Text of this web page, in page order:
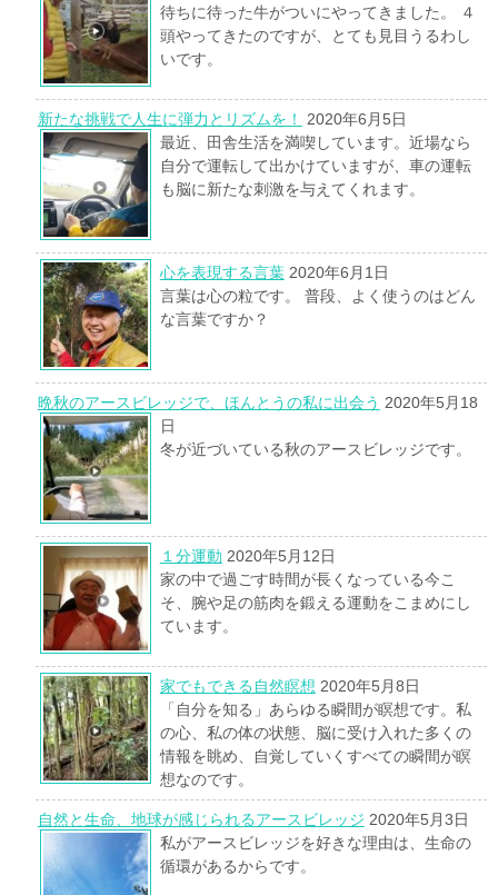
待ちに待った牛がついにやってきました。 ４
頭やってきたのですが、とても見目うるわし
いです。
新たな挑戦で人生に弾力とリズムを！
2020年6月5日
最近、田舎生活を満喫しています。近場なら
自分で運転して出かけていますが、車の運転
も脳に新たな刺激を与えてくれます。
心を表現する言葉2020年6月1日
言葉は心の粒です。 普段、よく使うのはどん
な言葉ですか？
晩秋のアースビレッジで、ほんとうの私に出会う 2020年5月18
日
冬が近づいている秋のアースビレッジです。
１分運動 2020年5月12日
家の中で過ごす時間が長くなっている今こ
そ、腕や足の筋肉を鍛える運動をこまめにし
ています。
家でもできる自然瞑想 2020年5月8日
「自分を知る」あらゆる瞬間が瞑想です。私
の心、私の体の状態、脳に受け入れた多くの
情報を眺め、自覚していくすべての瞬間が瞑
想なのです。
自然と生命、地球が感じられるアースビレッジ 2020年5月3日
私がアースビレッジを好きな理由は、生命の
循環があるからです。